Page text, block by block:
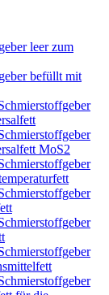
leer zum
befüllt mit
MoS2